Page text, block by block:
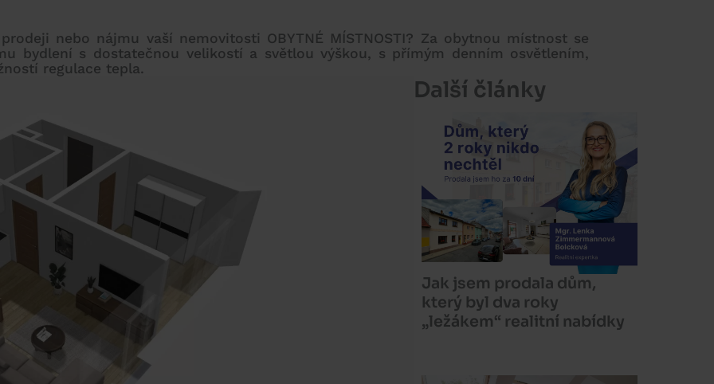
nebo nájmu vaší nemovitosti OBYTNÉ MÍSTNOSTI? Za obytnou místnost se
bydlení s dostatečnou velikostí a světlou výškou, s přímým denním osvětlením,
regulace tepla.
Další články
Jak jsem prodala dům,
který byl dva roky
„ležákem“ realitní nabídky